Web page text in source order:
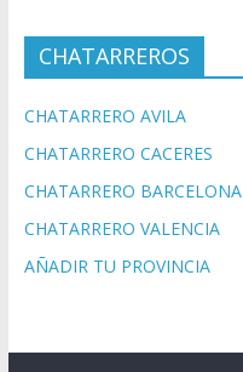
CHATARREROS
CHATARRERO AVILA
CHATARRERO CACERES
CHATARRERO BARCELONA
CHATARRERO VALENCIA
AÑADIR TU PROVINCIA